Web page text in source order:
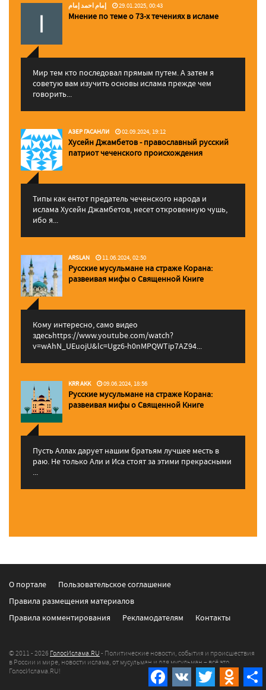
إمام احمد إمام 29.01.2025, 00:43
Мнение по теме о 73-х течениях в исламе
Мир тем кто последовал прямым путем. А затем я
советую вам изучить основы ислама прежде чем
говорить...
АЗЕР ГАСАНЛИ 02.09.2024, 19:12
Хусейн Джамбетов - православный русский
патриот чеченского происхождения
Типы как ентот предатель чеченского народа и
ислама Хусейн Джамбетов, несет откровенную чушь,
ибо я...
ARSLAN 11.06.2024, 02:50
Русские мусульмане на страже Корана:
pазвеивая мифы о Священной Книге
Кому интересно, само видео
здесьhttps://www.youtube.com/watch?
v=wAhN_UEuojU&lc=Ugz6-h0nMPQWTip7AZ94...
KRR AKK 09.06.2024, 18:56
Русские мусульмане на страже Корана:
pазвеивая мифы о Священной Книге
Пусть Аллах дарует нашим братьям лучшее месть в
раю. Не только Али и Иса стоят за этими прекрасными
...
Facebook
VK Twitter
О портале
Пользовательское соглашение
Правила размещения материалов
Правила комментирования
Рекламодателям Контакты
© 2011 - 2026 ГолосИслама.RU - Политические новости, события и происшествия
в России и мире, новости ислама, от мусульман и для мусульман – всё это
ГолосИслама.RU!